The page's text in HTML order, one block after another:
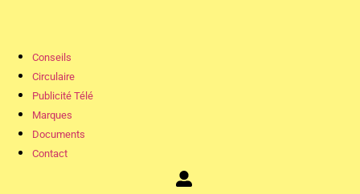
Conseils
Circulaire
Publicité Télé
Marques
Documents
Contact